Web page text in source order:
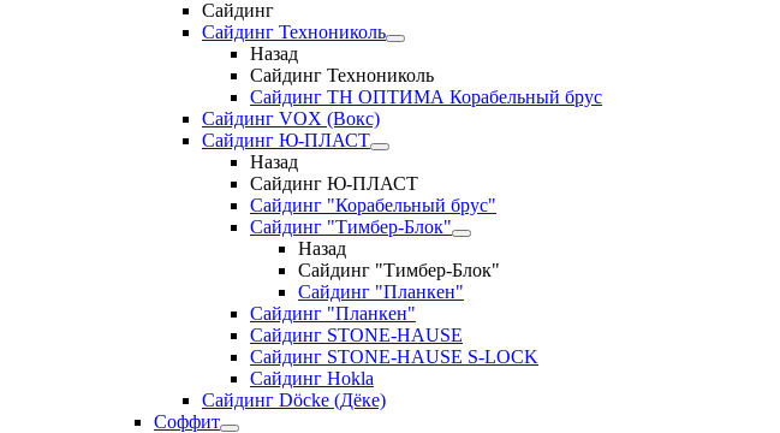
Сайдинг
Сайдинг Технониколь
Назад
Сайдинг Технониколь
Сайдинг ТН ОПТИМА Корабельный брус
Сайдинг VOX (Вокс)
Сайдинг Ю-ПЛАСТ
Назад
Сайдинг Ю-ПЛАСТ
Сайдинг "Корабельный брус"
Сайдинг "Тимбер-Блок"
Назад
Сайдинг "Тимбер-Блок"
Сайдинг "Планкен"
Сайдинг "Планкен"
Сайдинг STONE-HAUSE
Сайдинг STONE-HAUSE S-LOCK
Сайдинг Hokla
Сайдинг Döcke (Дёке)
Соффит